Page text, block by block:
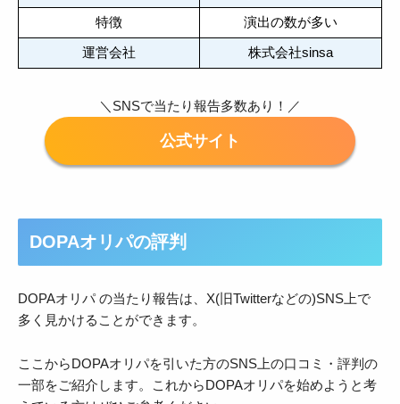
特徴 演出の数が多い
運営会社 株式会社sinsa
＼SNSで当たり報告多数あり！／
DOPAオリパの評判
DOPAオリパ の当たり報告は、X(旧Twitterなどの)SNS上で
多く見かけることができます。
ここからDOPAオリパを引いた方のSNS上の口コミ・評判の
一部をご紹介します。これからDOPAオリパを始めようと考